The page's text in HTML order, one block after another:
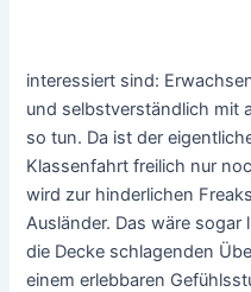
interessiert sind:
und selbstverständlich mit
so tun. Da ist der
Klassenfahrt freilich nur
wird zur hinderlichen
Ausländer. Das wäre
die Decke schlagenden
einem erlebbaren